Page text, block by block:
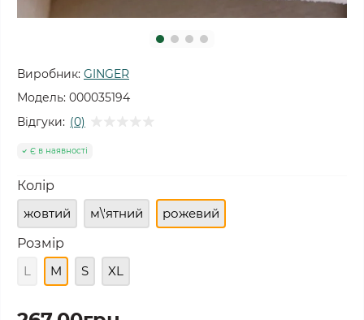
Виробник: GINGER
Модель: 000035194
Відгуки: (0)
Є в наявності
Колір
жовтий
м\'ятний
рожевий
Розмір
L
M S XL